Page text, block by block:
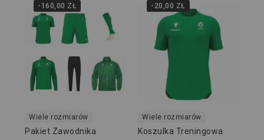
-160,00 ZŁ
Wiele rozmiarów
Pakiet Zawodnika
-20,00 ZŁ
Wiele rozmiarów
Koszulka Treningowa